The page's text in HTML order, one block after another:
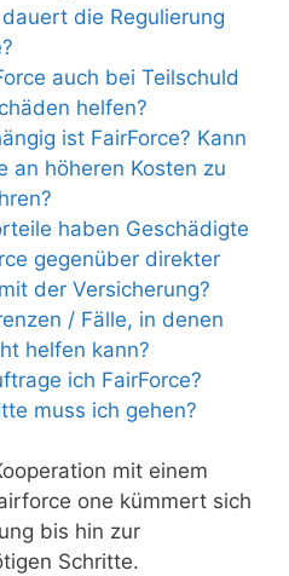
die Regulierung
auch bei Teilschuld
helfen?
ist FairForce? Kann
an höheren Kosten zu
haben Geschädigte
gegenüber direkter
der Versicherung?
/ Fälle, in denen
helfen kann?
ich FairForce?
muss ich gehen?
mit einem
one kümmert sich
bis hin zur
Schritte.